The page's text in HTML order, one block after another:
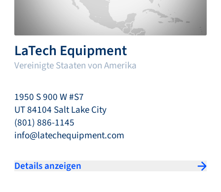
LaTech Equipment
Vereinigte Staaten von Amerika
1950 S 900 W #S7
UT 84104 Salt Lake City
(801) 886-1145
info@latechequipment.com
Details anzeigen